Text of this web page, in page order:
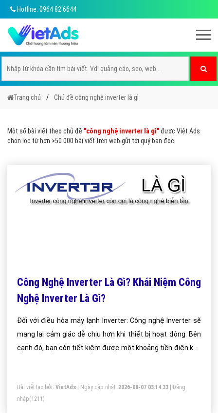
Hotline: 0964 82 6644
Trang chủ Chủ đề công nghệ inverter là gì
Một số bài viết theo chủ đề "công nghệ inverter là gì"được Việt Ads
chọn lọc từ hơn >50.000 bài viết trên web gửi tới quý bạn đọc.
Công Nghệ Inverter Là Gì? Khái Niệm Công
Nghệ Inverter Là Gì?
Đối với điều hòa máy lạnh Inverter: Công nghệ Inverter sẽ
mang lại cảm giác dễ chịu hơn khi thiết bị hoạt động. Bên
cạnh đó, bạn còn tiết kiệm được một khoảng tiền điện kha
Bài viết tạo bởi: VietAds | Ngày cập nhật: 2026-08-07 03:14:33
Đăng
nhập(1211)